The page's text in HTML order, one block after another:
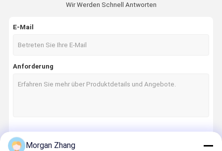
Wir Werden Schnell Antworten
E-Mail
Anforderung
Morgan Zhang